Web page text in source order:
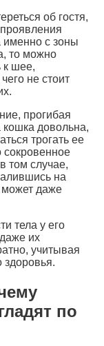
об гостя,
именно с зоны
то можно
к шее,
не стоит
прогибая
довольна,
трогать ее
сокровенное
том случае,
на
может даже
тела у его
их
учитывая
здоровья.
по